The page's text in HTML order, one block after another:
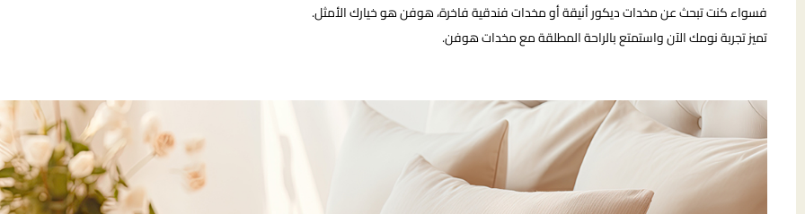
فسواء كنت تبحث عن مخدات ديكور أنيقة أو مخدات فندقية فاخرة، هوفن هو خيارك الأمثل.
تميز تجربة نومك الآن واستمتع بالراحة المطلقة مع مخدات هوفن.